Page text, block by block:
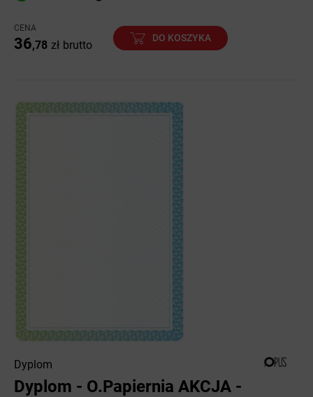
CENA
36,78 zł brutto
DO KOSZYKA
Dyplom
Dyplom - O.Papiernia AKCJA -